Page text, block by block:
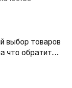
выбор товаров
что обратить